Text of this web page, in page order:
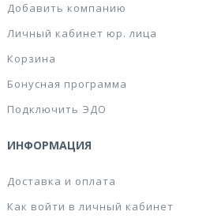
Добавить компанию
Личный кабинет юр. лица
Корзина
Бонусная программа
Подключить ЭДО
ИНФОРМАЦИЯ
Доставка и оплата
Как войти в личный кабинет